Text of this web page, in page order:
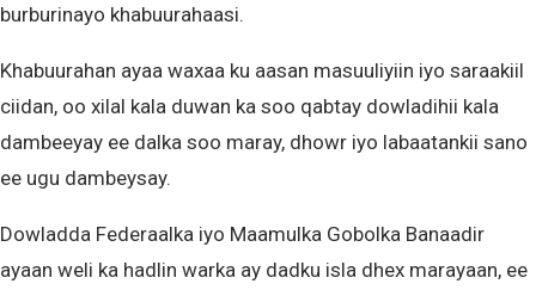
burburinayo khabuurahaasi.
Khabuurahan ayaa waxaa ku aasan masuuliyiin iyo saraakiil
ciidan, oo xilal kala duwan ka soo qabtay dowladihii kala
dambeeyay ee dalka soo maray, dhowr iyo labaatankii sano
ee ugu dambeysay.
Dowladda Federaalka iyo Maamulka Gobolka Banaadir
ayaan weli ka hadlin warka ay dadku isla dhex marayaan, ee